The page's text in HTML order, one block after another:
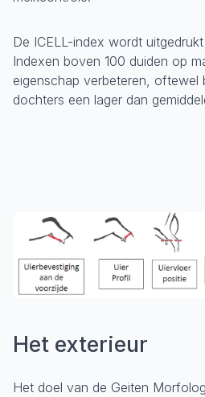
De ICELL-index wordt
Indexen boven 100 duiden op
eigenschap verbeteren, oftewel
dochters een lager dan
Het exterieur
Het doel van de Geiten